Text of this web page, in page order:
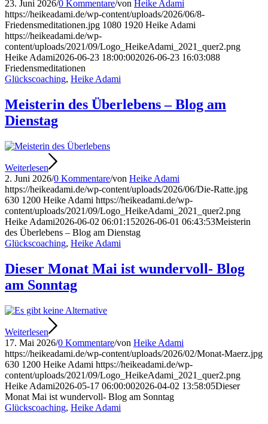
23. Juni 2026/0 Kommentare/von Heike Adami
https://heikeadami.de/wp-content/uploads/2026/06/8-
Friedensmeditationen.jpg 1080 1920 Heike Adami
https://heikeadami.de/wp-
content/uploads/2021/09/Logo_HeikeAdami_2021_quer2.png
Heike Adami2026-06-23 18:00:002026-06-23 16:03:088
Friedensmeditationen
Glückscoaching, Heike Adami
Meisterin des Überlebens – Blog am
Dienstag
Weiterlesen
2. Juni 2026/0 Kommentare/von Heike Adami
https://heikeadami.de/wp-content/uploads/2026/06/Die-Ratte.jpg
630 1200 Heike Adami https://heikeadami.de/wp-
content/uploads/2021/09/Logo_HeikeAdami_2021_quer2.png
Heike Adami2026-06-02 06:01:152026-06-01 06:43:53Meisterin
des Überlebens – Blog am Dienstag
Glückscoaching, Heike Adami
Dieser Monat Mai ist wundervoll- Blog
am Sonntag
Weiterlesen
17. Mai 2026/0 Kommentare/von Heike Adami
https://heikeadami.de/wp-content/uploads/2026/02/Monat-Maerz.jpg
630 1200 Heike Adami https://heikeadami.de/wp-
content/uploads/2021/09/Logo_HeikeAdami_2021_quer2.png
Heike Adami2026-05-17 06:00:002026-04-02 13:58:05Dieser
Monat Mai ist wundervoll- Blog am Sonntag
Glückscoaching, Heike Adami